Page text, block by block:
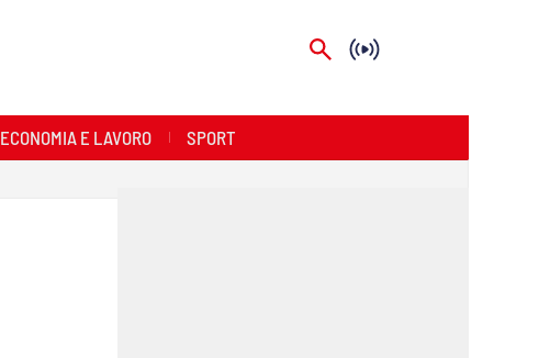
ECONOMIA E LAVORO SPORT